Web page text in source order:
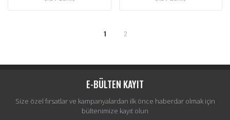
1 2
E-BÜLTEN KAYIT
Size özel fırsatlar ve kampanyalardan ilk önce haberdar olmak için
bültenimize kayıt olun